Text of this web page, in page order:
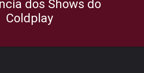
dos Shows do
Coldplay